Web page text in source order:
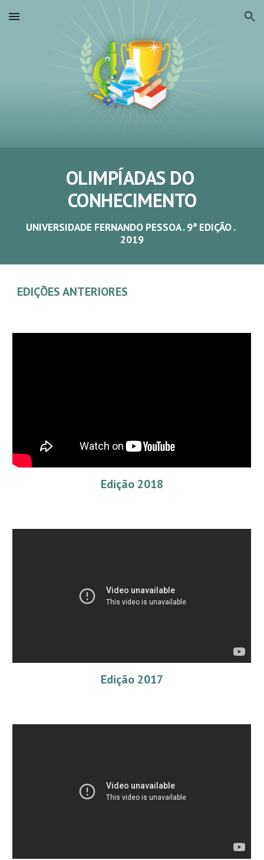
Skip to main content Skip to navigation
OLIMPÍADAS DO
CONHECIMENTO
UNIVERSIDADE FERNANDO PESSOA . 9ª EDIÇÃO .
2019
EDIÇÕES ANTERIORES
Edição 2018
Edição 2017